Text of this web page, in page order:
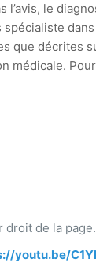
le
que décrites
droit de la page.
youtu.be/